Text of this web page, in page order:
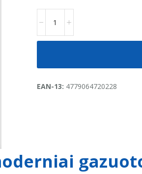
EAN-13: 4779064720228